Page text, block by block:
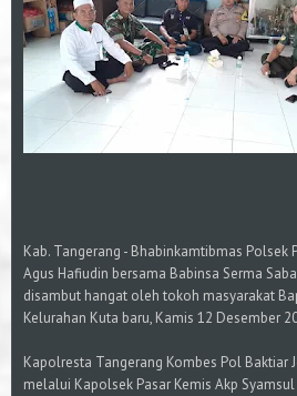
Kab. Tangerang - Bhabinkamtibmas Polsek
Agus Hafiudin bersama Babinsa Serma
disambut hangat oleh tokoh masyarakat
Kelurahan Kuta baru, Kamis 12 Desember
Kapolresta Tangerang Kombes Pol Baktiar
melalui Kapolsek Pasar Kemis Akp Syamsul